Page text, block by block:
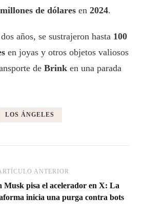
de dólares en 2024.
años, se sustrajeron hasta 100
en joyas y otros objetos valiosos
de Brink en una parada
LOS ÁNGELES
ANTERIOR
Musk pisa el acelerador en X: La
inicia una purga contra bots